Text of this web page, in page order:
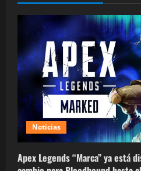
Noticias
Apex Legends “Marca” ya está